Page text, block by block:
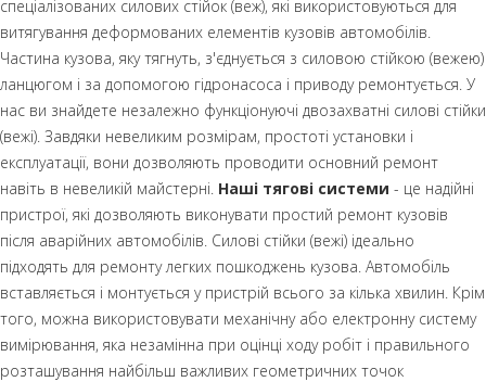
спеціалізованих силових стійок (веж), які використовуються для
витягування деформованих елементів кузовів автомобілів.
Частина кузова, яку тягнуть, з'єднується з силовою стійкою (вежею)
ланцюгом і за допомогою гідронасоса і приводу ремонтується. У
нас ви знайдете незалежно функціонуючі двозахватні силові стійки
(вежі). Завдяки невеликим розмірам, простоті установки і
експлуатації, вони дозволяють проводити основний ремонт
навіть в невеликій майстерні. Наші тягові системи - це надійні
пристрої, які дозволяють виконувати простий ремонт кузовів
після аварійних автомобілів. Силові стійки (вежі) ідеально
підходять для ремонту легких пошкоджень кузова. Автомобіль
вставляється і монтується у пристрій всього за кілька хвилин. Крім
того, можна використовувати механічну або електронну систему
вимірювання, яка незамінна при оцінці ходу робіт і правильного
розташування найбільш важливих геометричних точок